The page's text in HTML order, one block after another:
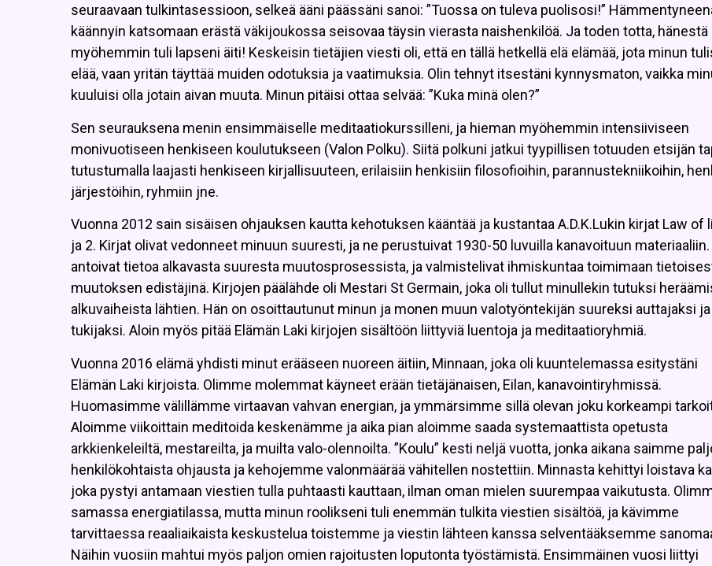
seuraavaan tulkintasessioon, selkeä ääni päässäni sanoi: ”Tuossa on tuleva puolisosi!”
käännyin katsomaan erästä väkijoukossa seisovaa täysin vierasta naishenkilöä. Ja toden totta, hänestä
myöhemmin tuli lapseni äiti! Keskeisin tietäjien viesti oli, että en tällä hetkellä elä elämää, jota minun
elää, vaan yritän täyttää muiden odotuksia ja vaatimuksia. Olin tehnyt itsestäni kynnysmaton, vaikka
kuuluisi olla jotain aivan muuta. Minun pitäisi ottaa selvää: ”Kuka minä olen?”
Sen seurauksena menin ensimmäiselle meditaatiokurssilleni, ja hieman myöhemmin intensiiviseen
monivuotiseen henkiseen koulutukseen (Valon Polku). Siitä polkuni jatkui tyypillisen totuuden etsijän
tutustumalla laajasti henkiseen kirjallisuuteen, erilaisiin henkisiin filosofioihin, parannustekniikoihin,
järjestöihin, ryhmiin jne.
Vuonna 2012 sain sisäisen ohjauksen kautta kehotuksen kääntää ja kustantaa A.D.K.Lukin kirjat Law of
ja 2. Kirjat olivat vedonneet minuun suuresti, ja ne perustuivat 1930-50 luvuilla kanavoituun
antoivat tietoa alkavasta suuresta muutosprosessista, ja valmistelivat ihmiskuntaa toimimaan
muutoksen edistäjinä. Kirjojen päälähde oli Mestari St Germain, joka oli tullut minullekin tutuksi
alkuvaiheista lähtien. Hän on osoittautunut minun ja monen muun valotyöntekijän suureksi auttajaksi ja
tukijaksi. Aloin myös pitää Elämän Laki kirjojen sisältöön liittyviä luentoja ja meditaatioryhmiä.
Vuonna 2016 elämä yhdisti minut erääseen nuoreen äitiin, Minnaan, joka oli kuuntelemassa esitystäni
Elämän Laki kirjoista. Olimme molemmat käyneet erään tietäjänaisen, Eilan, kanavointiryhmissä.
Huomasimme välillämme virtaavan vahvan energian, ja ymmärsimme sillä olevan joku korkeampi
Aloimme viikoittain meditoida keskenämme ja aika pian aloimme saada systemaattista opetusta
arkkienkeleiltä, mestareilta, ja muilta valo-olennoilta. ”Koulu” kesti neljä vuotta, jonka aikana saimme
henkilökohtaista ohjausta ja kehojemme valonmäärää vähitellen nostettiin. Minnasta kehittyi loistava
joka pystyi antamaan viestien tulla puhtaasti kauttaan, ilman oman mielen suurempaa vaikutusta.
samassa energiatilassa, mutta minun roolikseni tuli enemmän tulkita viestien sisältöä, ja kävimme
tarvittaessa reaaliaikaista keskustelua toistemme ja viestin lähteen kanssa selventääksemme
Näihin vuosiin mahtui myös paljon omien rajoitusten loputonta työstämistä. Ensimmäinen vuosi liittyi